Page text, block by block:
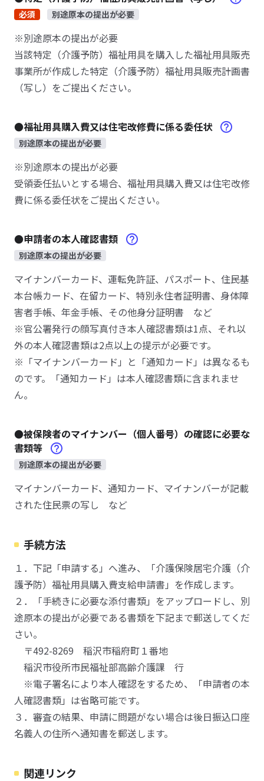
必須 別途原本の提出が必要
※別途原本の提出が必要
当該特定（介護予防）福祉用具を購入した福祉用具販売
事業所が作成した特定（介護予防）福祉用具販売計画書
（写し）をご提出ください。
●福祉用具購入費又は住宅改修費に係る委任状
別途原本の提出が必要
※別途原本の提出が必要
受領委任払いとする場合、福祉用具購入費又は住宅改修
費に係る委任状をご提出ください。
●申請者の本人確認書類
別途原本の提出が必要
マイナンバーカード、運転免許証、パスポート、住民基
本台帳カード、在留カード、特別永住者証明書、身体障
害者手帳、年金手帳、その他身分証明書 など
※官公署発行の顔写真付き本人確認書類は1点、それ以
外の本人確認書類は2点以上の提示が必要です。
※「マイナンバーカード」と「通知カード」は異なるも
のです。「通知カード」は本人確認書類に含まれませ
ん。
●被保険者のマイナンバー（個人番号）の確認に必要な
書類等
別途原本の提出が必要
マイナンバーカード、通知カード、マイナンバーが記載
された住民票の写し など
手続方法
１．下記「申請する」へ進み、「介護保険居宅介護（介
護予防）福祉用具購入費支給申請書」を作成します。
２．「手続きに必要な添付書類」をアップロードし、別
途原本の提出が必要である書類を下記まで郵送してくだ
さい。
〒492-8269 稲沢市稲府町１番地
稲沢市役所市民福祉部高齢介護課 行
※電子署名により本人確認をするため、「申請者の本
人確認書類」は省略可能です。
３．審査の結果、申請に問題がない場合は後日振込口座
名義人の住所へ通知書を郵送します。
関連リンク